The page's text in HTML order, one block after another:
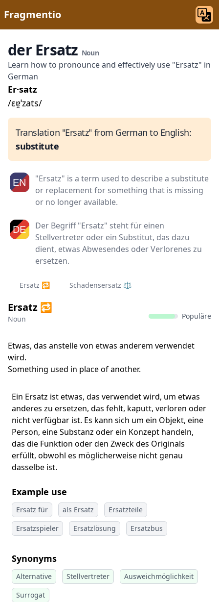
Fragmentio
der Ersatz Noun
Learn how to pronounce and effectively use "Ersatz" in
German
Er·satz
/ɛɐ̯ˈzats/
Translation "Ersatz" from German to English:
substitute
"Ersatz" is a term used to describe a substitute
or replacement for something that is missing
or no longer available.
Der Begriff "Ersatz" steht für einen
Stellvertreter oder ein Substitut, das dazu
dient, etwas Abwesendes oder Verlorenes zu
ersetzen.
Ersatz 🔁 Schadensersatz ⚖️
Ersatz 🔁
Noun Populäre
Etwas, das anstelle von etwas anderem verwendet
wird.
Something used in place of another.
Ein Ersatz ist etwas, das verwendet wird, um etwas
anderes zu ersetzen, das fehlt, kaputt, verloren oder
nicht verfügbar ist. Es kann sich um ein Objekt, eine
Person, eine Substanz oder ein Konzept handeln,
das die Funktion oder den Zweck des Originals
erfüllt, obwohl es möglicherweise nicht genau
dasselbe ist.
Example use
Ersatz für als Ersatz
Ersatzteile
Ersatzspieler
Ersatzlösung Ersatzbus
Synonyms
Alternative Stellvertreter
Ausweichmöglichkeit
Surrogat